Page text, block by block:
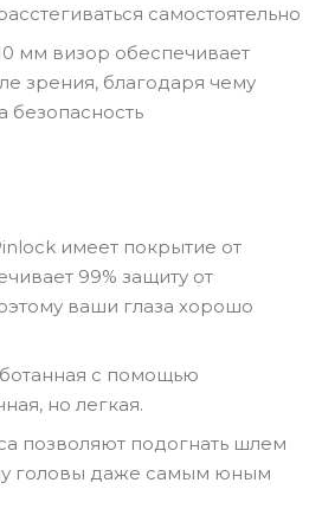
самостоятельно
мм визор обеспечивает
зрения, благодаря чему
безопасность
имеет покрытие от
99% защиту от
ваши глаза хорошо
с помощью
но легкая.
позволяют подогнать шлем
головы даже самым юным